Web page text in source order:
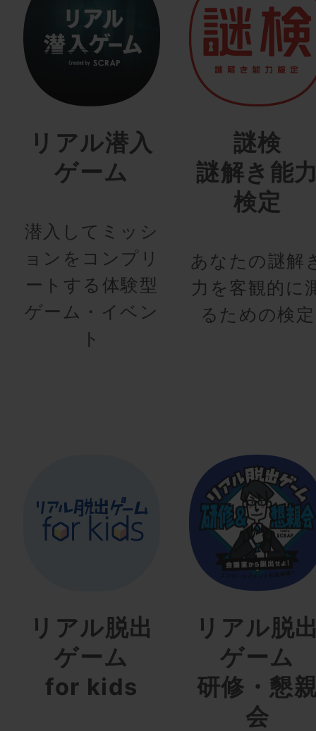
リアル潜入
ゲーム
潜入してミッシ
ョンをコンプリ
ートする体験型
ゲーム・イベン
ト
謎検
謎解き能
検定
あなたの謎解
力を客観的に
るための検定
リアル脱出
ゲーム
for kids
リアル脱
ゲーム
研修・懇
会